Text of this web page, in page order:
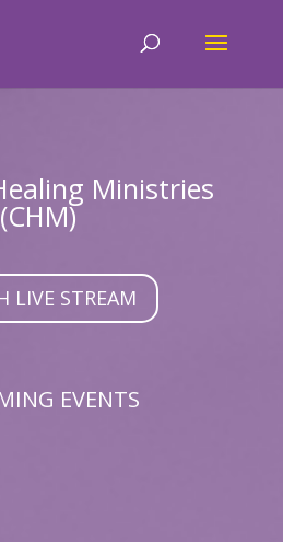
Ministries
(CHM)
LIVE STREAM
EVENTS